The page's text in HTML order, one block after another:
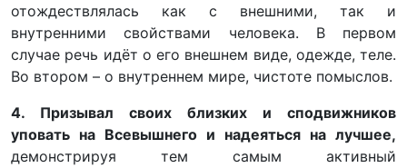
отождествлялась как с внешними, так и
внутренними свойствами человека. В первом
случае речь идёт о его внешнем виде, одежде, теле.
Во втором – о внутреннем мире, чистоте помыслов.
4. Призывал своих близких и сподвижников
уповать на Всевышнего и надеяться на лучшее,
демонстрируя тем самым активный